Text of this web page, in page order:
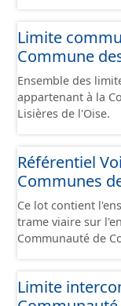
diverses : - SAGE, - GEMA (Gestion des Milieux
Aquatiques) - Ruissellement. Le
données.
Limite
Commune
Ensemble des
appartenant à la
Lisières de l'Oise.
Référentiel
Communes
Ce lot contient
trame viaire sur
Communauté de
par un libellé de
Limite